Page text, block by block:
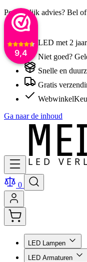
9,4
Persoonlijk advies? Bel of
LED met 2
Niet goed?
Snelle en
Gratis
Ga naar de inhoud
0
LED Lampen
LED Armaturen